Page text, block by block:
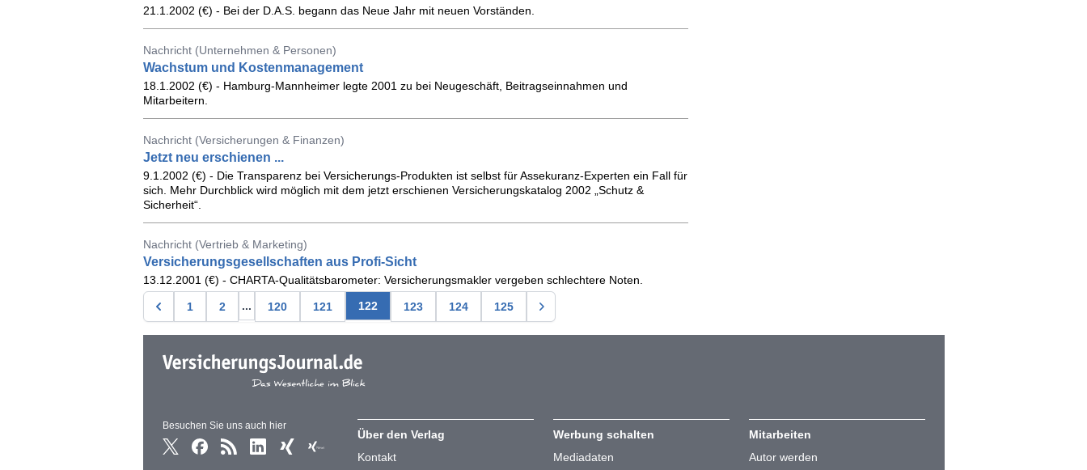
21.1.2002 (€) - Bei der D.A.S. begann das Neue Jahr mit neuen Vorständen.
Nachricht (Unternehmen & Personen)
Wachstum und Kostenmanagement
18.1.2002 (€) - Hamburg-Mannheimer legte 2001 zu bei Neugeschäft, Beitragseinnahmen und
Mitarbeitern.
Nachricht (Versicherungen & Finanzen)
Jetzt neu erschienen ...
9.1.2002 (€) - Die Transparenz bei Versicherungs-Produkten ist selbst für Assekuranz-Experten ein Fall für
sich. Mehr Durchblick wird möglich mit dem jetzt erschienen Versicherungskatalog 2002 „Schutz &
Sicherheit“.
Nachricht (Vertrieb & Marketing)
Versicherungsgesellschaften aus Profi-Sicht
13.12.2001 (€) - CHARTA-Qualitätsbarometer: Versicherungsmakler vergeben schlechtere Noten.
1 2 ... 120 121 122 123 124 125
Besuchen Sie uns auch hier
Über den Verlag
Kontakt
Werbung schalten
Mediadaten
Mitarbeiten
Autor werden